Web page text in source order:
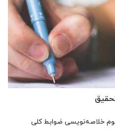
خلاصه‌نویسی ضوابط کلی